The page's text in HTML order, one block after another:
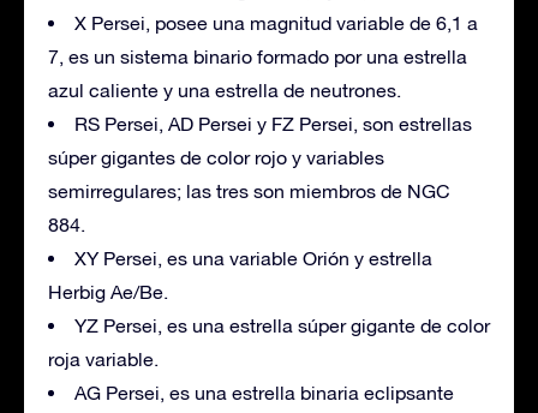
X Persei, posee una magnitud variable de 6,1 a
7, es un sistema binario formado por una estrella
azul caliente y una estrella de neutrones.
RS Persei, AD Persei y FZ Persei, son estrellas
súper gigantes de color rojo y variables
semirregulares; las tres son miembros de NGC
884.
XY Persei, es una variable Orión y estrella
Herbig Ae/Be.
YZ Persei, es una estrella súper gigante de color
roja variable.
AG Persei, es una estrella binaria eclipsante